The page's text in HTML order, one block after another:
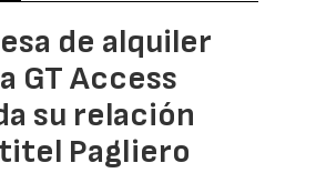
de alquiler
GT Access
su relación
Pagliero